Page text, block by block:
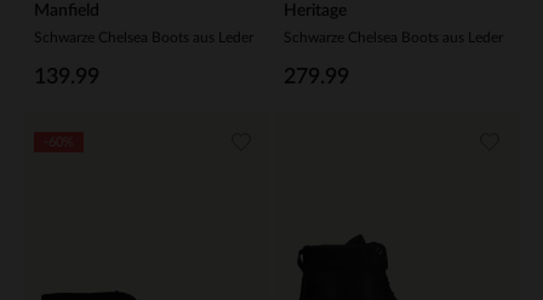
Manfield
Schwarze Chelsea Boots aus Leder
139.99
Heritage
Schwarze Chelsea Boots aus Leder
279.99